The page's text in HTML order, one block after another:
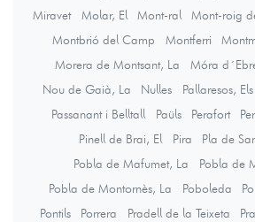
Miravet
Molar, El Mont-ral Mont-roig
Montbrió del Camp
Montferri
Morera de Montsant, La
Móra
Nou de Gaià, La
Nulles Pallaresos, Els
Passanant i Belltall
Paüls Perafort
Pinell de Brai, El
Pira
Pla de
Pobla de Mafumet, La
Pobla de
Pobla de Montornès, La
Poboleda
Pontils
Porrera Pradell de la Teixeta